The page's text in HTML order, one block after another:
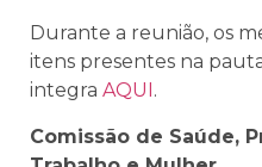
Durante a reunião, os
itens presentes na
integra AQUI .
Comissão de Saúde,